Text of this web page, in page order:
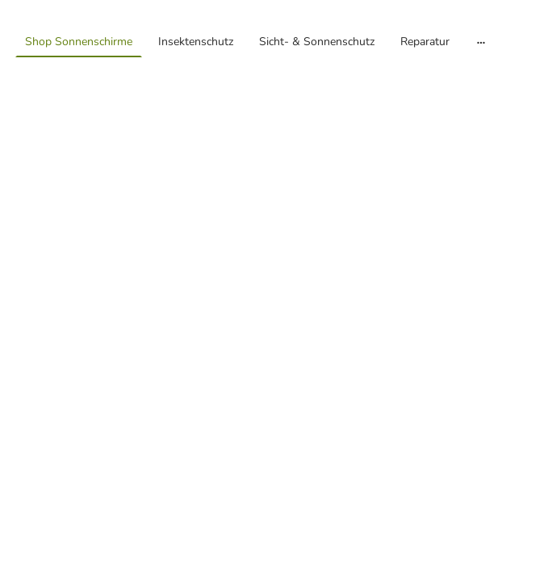
Shop Sonnenschirme Insektenschutz Sicht- & Sonnenschutz Reparatur